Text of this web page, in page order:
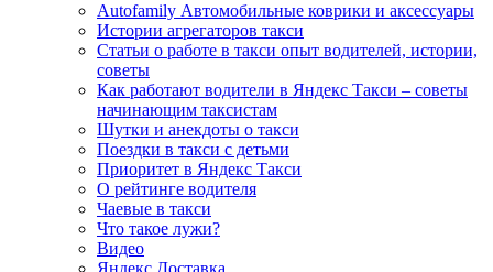
Autofamily Автомобильные коврики и аксессуары
Истории агрегаторов такси
Статьи о работе в такси опыт водителей, истории,
советы
Как работают водители в Яндекс Такси – советы
начинающим таксистам
Шутки и анекдоты о такси
Поездки в такси с детьми
Приоритет в Яндекс Такси
О рейтинге водителя
Чаевые в такси
Что такое лужи?
Видео
Яндекс Доставка